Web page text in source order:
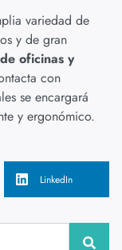
variedad de
y de gran
oficinas y
con
se encargará
y ergonómico.
LinkedIn